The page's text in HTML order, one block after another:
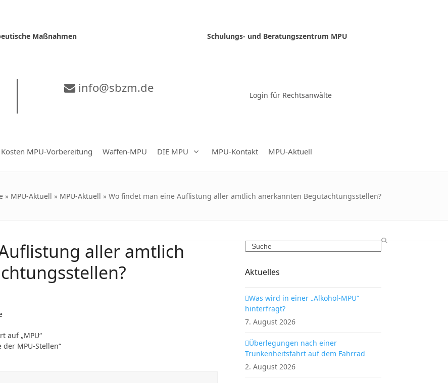
Maßnahmen
Schulungs- und Beratungszentrum MPU
info@sbzm.de
Login für Rechtsanwälte
Kosten MPU-Vorbereitung Waffen-MPU DIE MPU MPU-Kontakt MPU-Aktuell
» MPU-Aktuell » MPU-Aktuell » Wo findet man eine Auflistung aller amtlich anerkannten Begutachtungsstellen?
aller amtlich
auf „MPU“
MPU-Stellen“
Search
Aktuelles
Was wird in einer „Alkohol-MPU“
hinterfragt?
7. August 2026
Überlegungen nach einer
Trunkenheitsfahrt auf dem Fahrrad
2. August 2026